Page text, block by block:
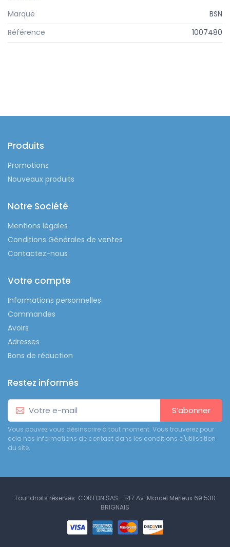
Marque
BSN
Référence
1007480
Produits
Promotions
Nouveaux produits
Notre Société
Mentions légales
Conditions Générales de ventes
Contactez-nous
Votre compte
Informations personnelles
Commandes
Avoirs
Adresses
Bons de réduction
Restez informés
S’abonner
Vous pouvez vous désinscrire à tout moment. Vous trouverez pour
cela nos informations de contact dans les conditions d'utilisation
du site.
Tout droits réservés. CORTON SAS - 147 Av. Marcel Mérieux 69 530
BRIGNAIS